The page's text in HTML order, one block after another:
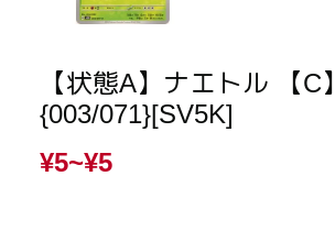
【状態A】ナエトル 【C】
{003/071}[SV5K]
¥5~¥5